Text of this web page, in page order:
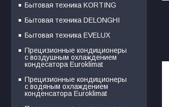
Бытовая техника KORTING
Бытовая техника DELONGHI
Бытовая техника EVELUX
Прецизионные кондиционеры
с воздушным охлаждением
кондесатора Euroklimat
Прецизионные кондиционеры
с водяным охлаждением
конденсатора Euroklimat